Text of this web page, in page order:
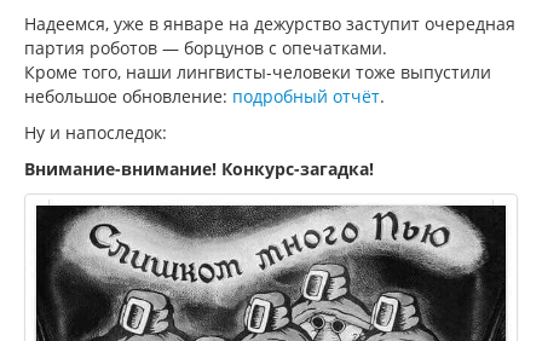
Надеемся, уже в январе на дежурство заступит очередная
партия роботов — борцунов с опечатками.
Кроме того, наши лингвисты-человеки тоже выпустили
небольшое обновление: подробный отчёт.
Ну и напоследок:
Внимание-внимание! Конкурс-загадка!